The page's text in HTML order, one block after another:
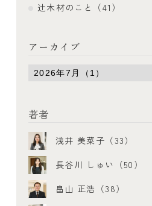
辻木材のこと（41）
アーカイブ
著者
浅井 美菜子（33）
長谷川 しゅい（50）
畠山 正浩（38）